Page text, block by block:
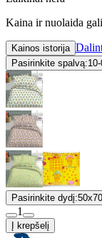
Kaina ir nuolaida
Kainos istorija
Pasirinkite spalvą:
Pasirinkite dydį:
1
Į krepšelį